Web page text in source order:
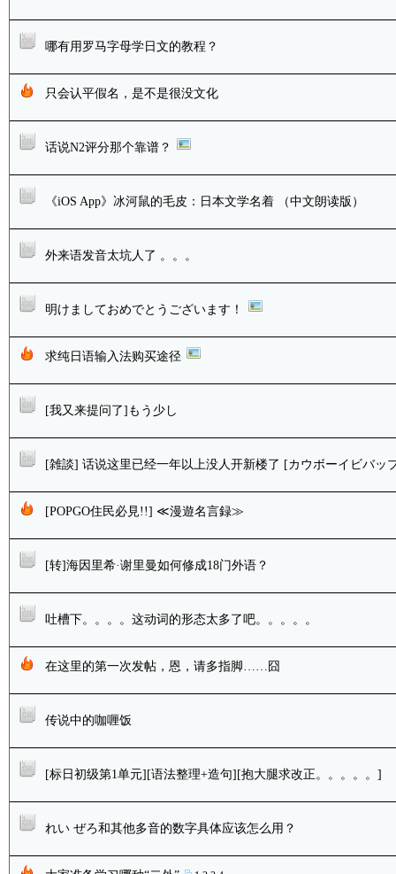
哪有用罗马字母学日文的教程？
只会认平假名，是不是很没文化
话说N2评分那个靠谱？
《iOS App》冰河鼠的毛皮：日本文学名着 （中文朗读版）
外来语发音太坑人了 。。。
明けましておめでとうございます！
求纯日语输入法购买途径
[我又来提问了]もう少し
[雑談] 话说这里已经一年以上没人开新楼了 [カウボーイビバッ
[POPGO住民必見!!] ≪漫遊名言録≫
[转]海因里希·谢里曼如何修成18门外语？
吐槽下。。。。这动词的形态太多了吧。。。。。
在这里的第一次发帖，恩，请多指脚……囧
传说中的咖喱饭
[标日初级第1单元][语法整理+造句][抱大腿求改正。。。。。]
れい ぜろ和其他多音的数字具体应该怎么用？